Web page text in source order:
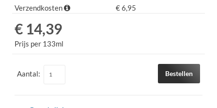
Verzendkosten
€ 6,95
€ 14,39
Prijs per 133ml
Aantal: Bestellen